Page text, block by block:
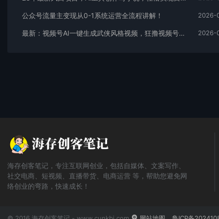
公众号流量主变现从0-1系统运营全流程讲解！ 2026-
最新：视频号AI一键生成武侠风格视频，狂撸视频号分成收益，学完轻松日入1000+ 2026-
海存创客笔记，专注互联网创业，包括自媒体、文案写作、
社交电商、短视频、直播带货、电商运营 等，帮助您避免网
络创业的弯路，快速成长！